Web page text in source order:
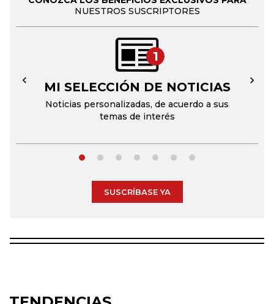
NUESTROS SUSCRIPTORES
1
MI SELECCIÓN DE NOTICIAS
Noticias personalizadas, de acuerdo a sus
temas de interés
← →
SUSCRÍBASE YA